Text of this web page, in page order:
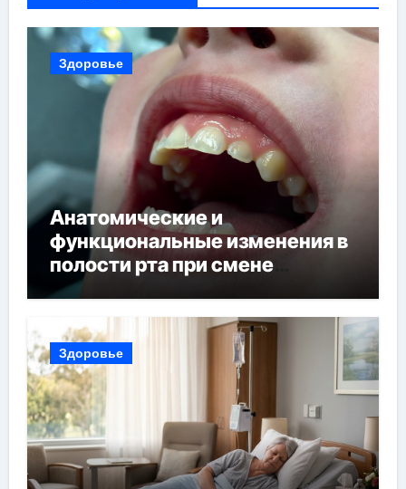
Здоровье
Анатомические и
функциональные изменения в
полости рта при смене
прикуса
Здоровье